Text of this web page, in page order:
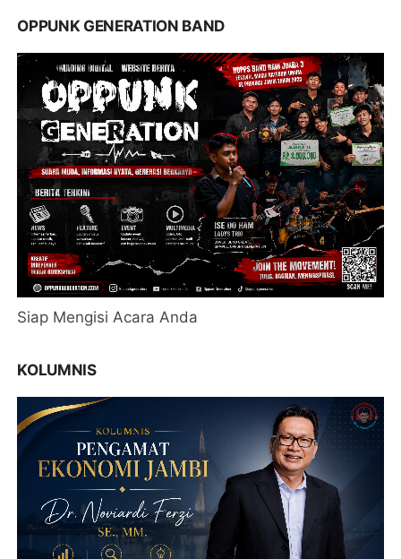
OPPUNK GENERATION BAND
Siap Mengisi Acara Anda
KOLUMNIS